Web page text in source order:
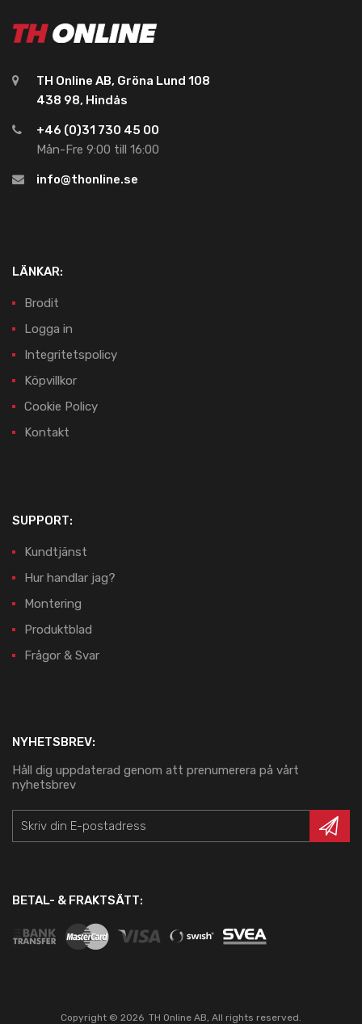
TH Online AB, Gröna Lund 108
438 98, Hindås
+46 (0)31 730 45 00
Mån-Fre 9:00 till 16:00
info@thonline.se
LÄNKAR:
Brodit
Logga in
Integritetspolicy
Köpvillkor
Cookie Policy
Kontakt
SUPPORT:
Kundtjänst
Hur handlar jag?
Montering
Produktblad
Frågor & Svar
NYHETSBREV:
Håll dig uppdaterad genom att prenumerera på vårt
nyhetsbrev
BETAL- & FRAKTSÄTT:
Copyright © 2026 TH Online AB, All rights reserved.